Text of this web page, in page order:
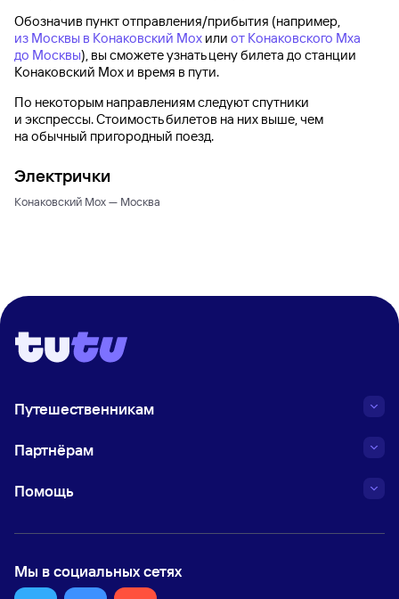
Обозначив пункт отправления/прибытия (например,
из Москвы в Конаковский Мох или от Конаковского Мха
до Москвы), вы сможете узнать цену билета до станции
Конаковский Мох и время в пути.
По некоторым направлениям следуют спутники
и экспрессы. Стоимость билетов на них выше, чем
на обычный пригородный поезд.
Электрички
Конаковский Мох — Москва
Путешественникам
Партнёрам
Помощь
Мы в социальных сетях